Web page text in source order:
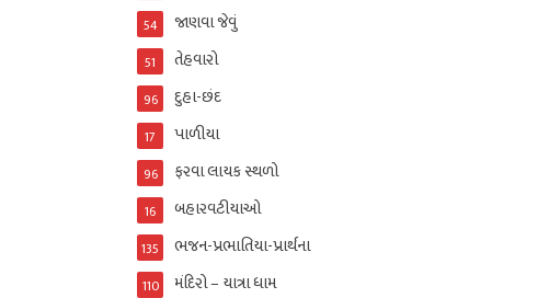
જાણવા જેવું
54
તેહવારો
51
દુહા-છંદ
96
પાળીયા
17
ફરવા લાયક સ્થળો
96
બહારવટીયાઓ
16
ભજન-પ્રભાતિયા-પ્રાર્થના
135
મંદિરો – યાત્રા ધામ
110